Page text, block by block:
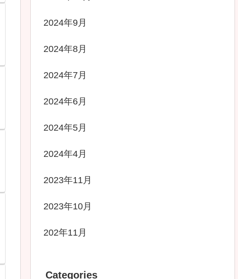
2024年9月
2024年8月
2024年7月
2024年6月
2024年5月
2024年4月
2023年11月
2023年10月
202年11月
Categories